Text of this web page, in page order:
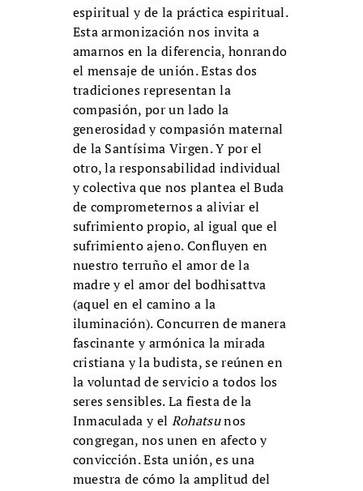
espiritual y de la práctica espiritual.
Esta armonización nos invita a
amarnos en la diferencia, honrando
el mensaje de unión. Estas dos
tradiciones representan la
compasión, por un lado la
generosidad y compasión maternal
de la Santísima Virgen. Y por el
otro, la responsabilidad individual
y colectiva que nos plantea el Buda
de comprometernos a aliviar el
sufrimiento propio, al igual que el
sufrimiento ajeno. Confluyen en
nuestro terruño el amor de la
madre y el amor del bodhisattva
(aquel en el camino a la
iluminación). Concurren de manera
fascinante y armónica la mirada
cristiana y la budista, se reúnen en
la voluntad de servicio a todos los
seres sensibles. La fiesta de la
Inmaculada y el Rohatsunos
congregan, nos unen en afecto y
convicción. Esta unión, es una
muestra de cómo la amplitud del